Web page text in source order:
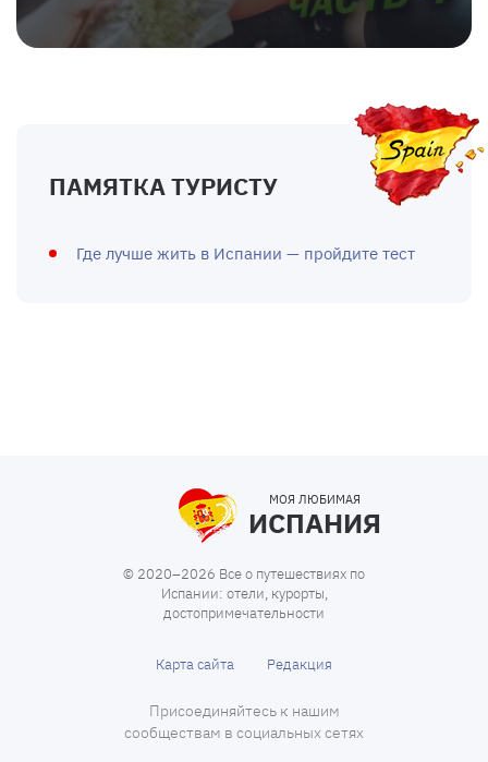
ПАМЯТКА ТУРИСТУ
Где лучше жить в Испании — пройдите тест
МОЯ ЛЮБИМАЯ
ИСПАНИЯ
© 2020–2026 Все о путешествиях по
Испании: отели, курорты,
достопримечательности
Карта сайта Редакция
Присоединяйтесь к нашим
сообществам в социальных сетях